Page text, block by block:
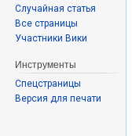
Случайная статья
Все страницы
Участники Вики
Инструменты
Спецстраницы
Версия для печати